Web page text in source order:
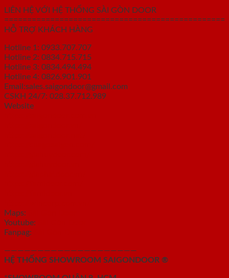
LIÊN HỆ VỚI HỆ THỐNG SÀI GÒN DOOR
================================================
HỖ TRỢ KHÁCH HÀNG
Hotline 1: 0933.707.707
Hotline 2: 0834.715.715
Hotline 3: 0834.494.494
Hotline 4: 0826.901.901
Email:sales.saigondoor@gmail.com
CSKH 24/7: 028.37.712.989
Website
Maps:
Youtube:
Fanpag:
————————————————————
HỆ THỐNG SHOWROOM SAIGONDOOR ®